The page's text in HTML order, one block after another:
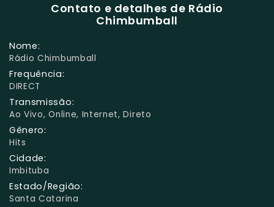
Contato e detalhes de Rádio
Chimbumball
Nome:
Rádio Chimbumball
Frequência:
DIRECT
Transmissão:
Ao Vivo, Online, Internet, Direto
Gênero:
Hits
Cidade:
Imbituba
Estado/Região:
Santa Catarina